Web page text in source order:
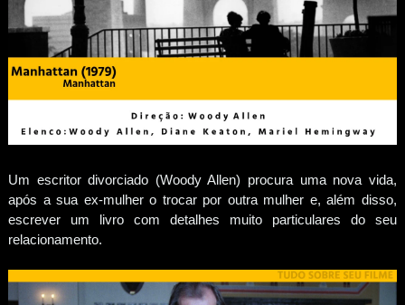
Um escritor divorciado (Woody Allen) procura uma nova vida,
após a sua ex-mulher o trocar por outra mulher e, além disso,
escrever um livro com detalhes muito particulares do seu
relacionamento.